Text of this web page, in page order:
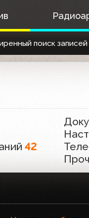
поиск записей
42